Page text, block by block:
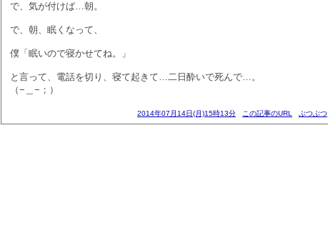
で、気が付けば…朝。
で、朝、眠くなって、
僕「眠いので寝かせてね。」
と言って、電話を切り、寝て起きて…二日酔いで死んで…。
（−＿−；）
2014年07月14日(月)15時13分 この記事のURL ぶつぶつ